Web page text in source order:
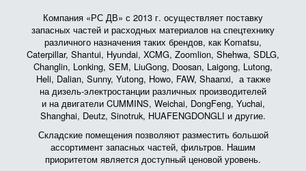
Компания «РС ДВ» с 2013 г. осуществляет поставку
запасных частей и расходных материалов на спецтехнику
различного назначения таких брендов, как Komatsu,
Caterpillar, Shantui, Hyundai, XCMG, Zoomlion, Shehwa, SDLG,
Changlin, Lonking, SEM, LiuGong, Doosan, Laigong, Lutong,
Heli, Dalian, Sunny, Yutong, Howo, FAW, Shaanxi, а также
на дизель-электростанции различных производителей
и на двигатели CUMMINS, Weichai, DongFeng, Yuchai,
Shanghai, Deutz, Sinotruk, HUAFENGDONGLI и другие.
Складские помещения позволяют разместить большой
ассортимент запасных частей, фильтров. Нашим
приоритетом является доступный ценовой уровень.